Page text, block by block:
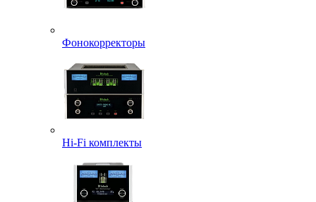
Фонокорректоры
Hi-Fi комплекты